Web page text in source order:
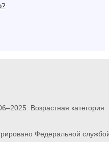
Возрастная категория
Федеральной службой